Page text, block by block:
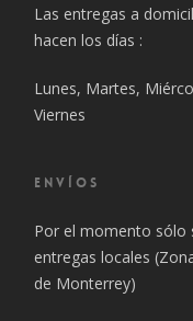
Las entregas a
hacen los días :
Lunes, Martes,
Viernes
ENVÍOS
Por el momento sólo
entregas locales
de Monterrey)